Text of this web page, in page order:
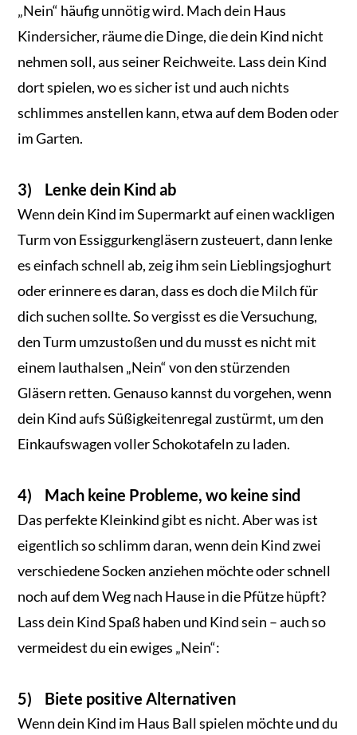
„Nein“ häufig unnötig wird. Mach dein Haus
Kindersicher, räume die Dinge, die dein Kind nicht
nehmen soll, aus seiner Reichweite. Lass dein Kind
dort spielen, wo es sicher ist und auch nichts
schlimmes anstellen kann, etwa auf dem Boden oder
im Garten.
3) Lenke dein Kind ab
Wenn dein Kind im Supermarkt auf einen wackligen
Turm von Essiggurkengläsern zusteuert, dann lenke
es einfach schnell ab, zeig ihm sein Lieblingsjoghurt
oder erinnere es daran, dass es doch die Milch für
dich suchen sollte. So vergisst es die Versuchung,
den Turm umzustoßen und du musst es nicht mit
einem lauthalsen „Nein“ von den stürzenden
Gläsern retten. Genauso kannst du vorgehen, wenn
dein Kind aufs Süßigkeitenregal zustürmt, um den
Einkaufswagen voller Schokotafeln zu laden.
4) Mach keine Probleme, wo keine sind
Das perfekte Kleinkind gibt es nicht. Aber was ist
eigentlich so schlimm daran, wenn dein Kind zwei
verschiedene Socken anziehen möchte oder schnell
noch auf dem Weg nach Hause in die Pfütze hüpft?
Lass dein Kind Spaß haben und Kind sein – auch so
vermeidest du ein ewiges „Nein“:
5) Biete positive Alternativen
Wenn dein Kind im Haus Ball spielen möchte und du